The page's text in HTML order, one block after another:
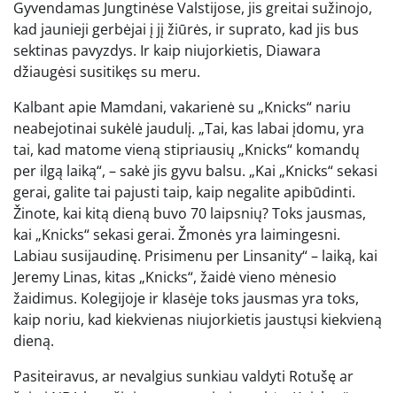
Gyvendamas Jungtinėse Valstijose, jis greitai sužinojo,
kad jaunieji gerbėjai į jį žiūrės, ir suprato, kad jis bus
sektinas pavyzdys. Ir kaip niujorkietis, Diawara
džiaugėsi susitikęs su meru.
Kalbant apie Mamdani, vakarienė su „Knicks“ nariu
neabejotinai sukėlė jaudulį. „Tai, kas labai įdomu, yra
tai, kad matome vieną stipriausių „Knicks“ komandų
per ilgą laiką“, – sakė jis gyvu balsu. „Kai „Knicks“ sekasi
gerai, galite tai pajusti taip, kaip negalite apibūdinti.
Žinote, kai kitą dieną buvo 70 laipsnių? Toks jausmas,
kai „Knicks“ sekasi gerai. Žmonės yra laimingesni.
Labiau susijaudinę. Prisimenu per Linsanity“ – laiką, kai
Jeremy Linas, kitas „Knicks“, žaidė vieno mėnesio
žaidimus. Kolegijoje ir klasėje toks jausmas yra toks,
kaip noriu, kad kiekvienas niujorkietis jaustųsi kiekvieną
dieną.
Pasiteiravus, ar nevalgius sunkiau valdyti Rotušę ar